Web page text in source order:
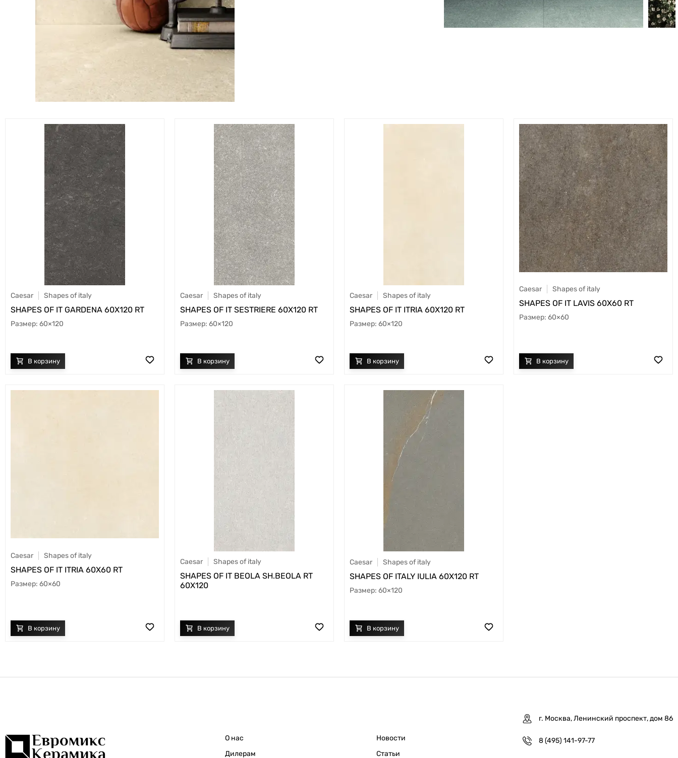
Caesar Shapes of italy
SHAPES OF IT GARDENA 60X120 RT
60×120
Caesar Shapes of italy
SHAPES OF IT SESTRIERE 60X120 RT
60×120
Caesar Shapes of italy
SHAPES OF IT ITRIA 60X120 RT
60×120
Caesar Shapes of italy
SHAPES OF IT LAVIS 60X60 RT
60×60
Caesar Shapes of italy
SHAPES OF IT ITRIA 60X60 RT
60×60
Caesar Shapes of italy
SHAPES OF IT BEOLA SH.BEOLA RT
60X120
Caesar Shapes of italy
SHAPES OF ITALY IULIA 60X120 RT
60×120
О нас
Дилерам
Новости
Статьи
г. Москва, Ленинский проспект, дом 86
8 (495) 141-97-77